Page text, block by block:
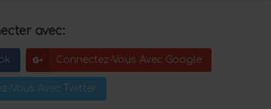
avec:
Connectez-Vous Avec Google
Vous Avec Twitter